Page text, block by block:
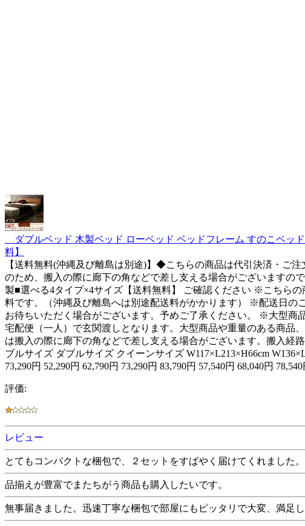
ダブルベッド 木製ベッド ローベッド ベッドフレーム すのこベッ
料】
【送料無料(沖縄及び離島は別途)】◆こちらの商品は代引決済・ご
のため、搬入の際に廊下の角などで差し支える場合がございますの
製■選べる4タイプ×4サイズ【送料無料】 ご確認ください ※こちら
料です。（沖縄及び離島へは別途配送料がかかります） ※配送日の
お待ちいただく場合がございます。予めご了承ください。 ※大型
宅配便（一人）で玄関渡しとなります。大型商品や重量のある商品
は搬入の際に廊下の角などで差し支える場合がございます。搬入経
ブルサイズ ダブルサイズ クイーンサイズ W117×L213×H66cm
73,290円 52,290円 62,790円 73,290円 83,790円 57,540円 68,040円
評価:
レビュー
とてもコンパクトな梱包で、２セットをすばやく届けてくれました。
品揃えが豊富でまたちがう商品も購入したいです。
無事届きました。迅速丁寧な梱包で部屋にもピッタリで大変、満足